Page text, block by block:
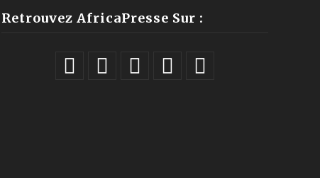
Retrouvez AfricaPresse Sur :